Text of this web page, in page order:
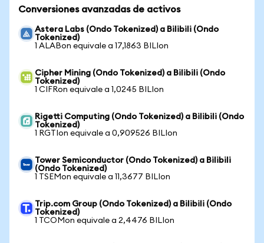
Conversiones avanzadas de activos
Astera Labs (Ondo Tokenized) a Bilibili (Ondo
Tokenized)
1 ALABon equivale a 17,1863 BILIon
Cipher Mining (Ondo Tokenized) a Bilibili (Ondo
Tokenized)
1 CIFRon equivale a 1,0245 BILIon
Rigetti Computing (Ondo Tokenized) a Bilibili (Ondo
Tokenized)
1 RGTIon equivale a 0,909526 BILIon
Tower Semiconductor (Ondo Tokenized) a Bilibili
(Ondo Tokenized)
1 TSEMon equivale a 11,3677 BILIon
Trip.com Group (Ondo Tokenized) a Bilibili (Ondo
Tokenized)
1 TCOMon equivale a 2,4476 BILIon